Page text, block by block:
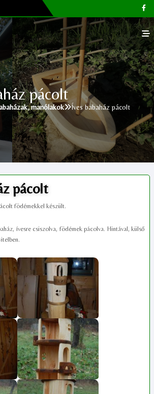
pácolt
manólakok Íves babaház pácolt
pácolt
födémekkel készült.
ívesre csiszolva, födémek pácolva. Hintával, külső